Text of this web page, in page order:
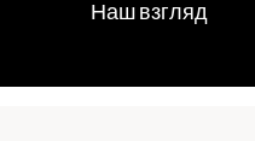
Наш взгляд